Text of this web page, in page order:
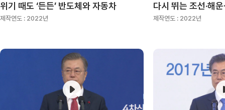
위기 때도 ‘든든’ 반도체와 자동차
제작연도 : 2022년 제작연도 : 2022년